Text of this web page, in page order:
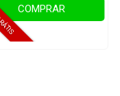
COMPRAR